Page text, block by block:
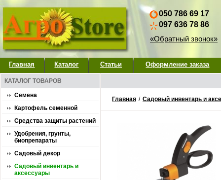
050 786 69 17
097 636 78 86
«Обратный звонок»
Главная Каталог Статьи Оформление заказа
КАТАЛОГ ТОВАРОВ
Семена
Картофель семенной
Средства защиты растений
Удобрения, грунты,
биопрепараты
Садовый декор
Садовый инвентарь и
аксессуары
Главная / Садовый инвентарь и